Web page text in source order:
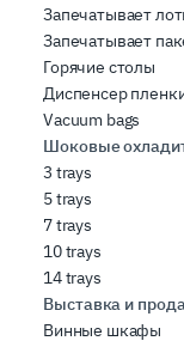
Запечатывает
Запечатывает
Горячие столы
Диспенсер
Vacuum bags
Шоковые
3 trays
5 trays
7 trays
10 trays
14 trays
Выставка и
Винные шкафы